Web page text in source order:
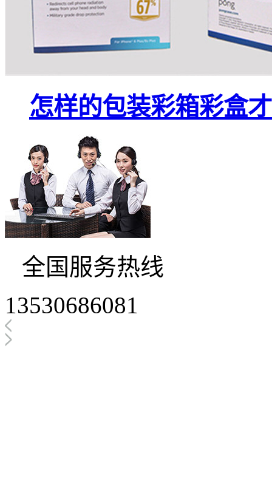
怎样的包装彩箱彩盒
全国服务热线
13530686081